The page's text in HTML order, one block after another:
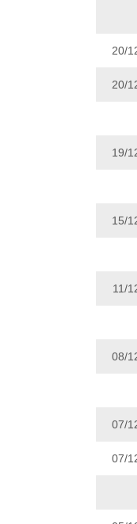
20/
20/
19/
15/
11/
08/
07/
07/